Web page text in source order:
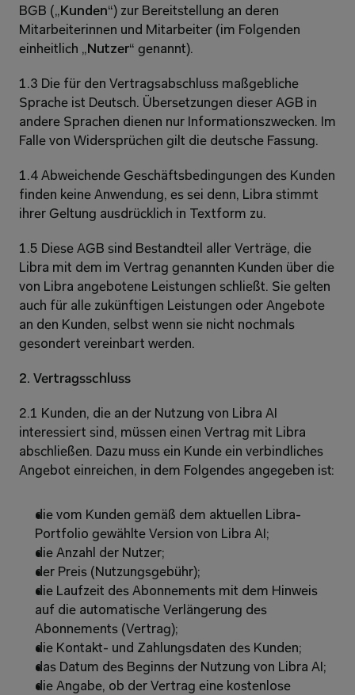
BGB („ Kunden“) zur Bereitstellung an deren
Mitarbeiterinnen und Mitarbeiter (im Folgenden
einheitlich „ Nutzer“ genannt).
1.3 Die für den Vertragsabschluss maßgebliche
Sprache ist Deutsch. Übersetzungen dieser AGB in
andere Sprachen dienen nur Informationszwecken. Im
Falle von Widersprüchen gilt die deutsche Fassung.
1.4 Abweichende Geschäftsbedingungen des Kunden
finden keine Anwendung, es sei denn, Libra stimmt
ihrer Geltung ausdrücklich in Textform zu.
1.5 Diese AGB sind Bestandteil aller Verträge, die
Libra mit dem im Vertrag genannten Kunden über die
von Libra angebotene Leistungen schließt. Sie gelten
auch für alle zukünftigen Leistungen oder Angebote
an den Kunden, selbst wenn sie nicht nochmals
gesondert vereinbart werden.
2. Vertragsschluss
2.1 Kunden, die an der Nutzung von Libra AI
interessiert sind, müssen einen Vertrag mit Libra
abschließen. Dazu muss ein Kunde ein verbindliches
Angebot einreichen, in dem Folgendes angegeben ist:
die vom Kunden gemäß dem aktuellen Libra-
Portfolio gewählte Version von Libra AI;
die Anzahl der Nutzer;
der Preis (Nutzungsgebühr);
die Laufzeit des Abonnements mit dem Hinweis
auf die automatische Verlängerung des
Abonnements (Vertrag);
die Kontakt- und Zahlungsdaten des Kunden;
das Datum des Beginns der Nutzung von Libra AI;
die Angabe, ob der Vertrag eine kostenlose